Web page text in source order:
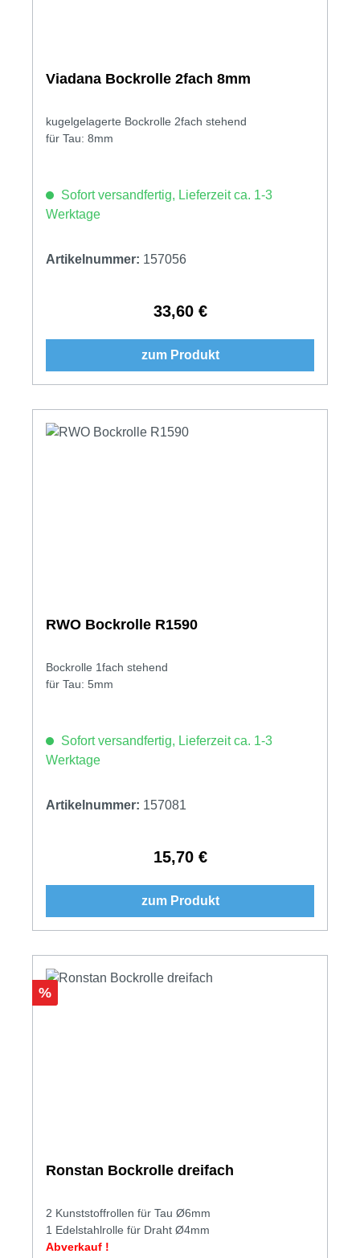
Viadana Bockrolle 2fach 8mm
kugelgelagerte Bockrolle 2fach stehend
für Tau: 8mm
Sofort versandfertig, Lieferzeit ca. 1-3
Werktage
Artikelnummer: 157056
Regulärer Preis:
33,60 €
zum Produkt
RWO Bockrolle R1590
Bockrolle 1fach stehend
für Tau: 5mm
Sofort versandfertig, Lieferzeit ca. 1-3
Werktage
Artikelnummer: 157081
Regulärer Preis:
15,70 €
zum Produkt
Rabatt
%
Ronstan Bockrolle dreifach
2 Kunststoffrollen für Tau Ø6mm
1 Edelstahlrolle für Draht Ø4mm
Abverkauf !